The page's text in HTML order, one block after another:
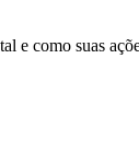
e como suas